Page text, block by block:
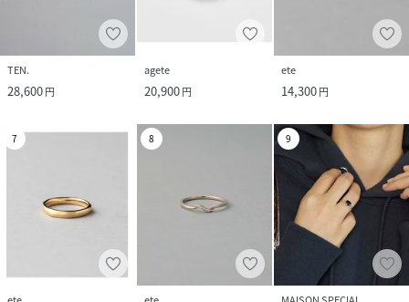
TEN.
28,600円
agete
20,900円
ete
14,300円
7 8 9